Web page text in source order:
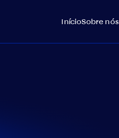
InícioSobre nós